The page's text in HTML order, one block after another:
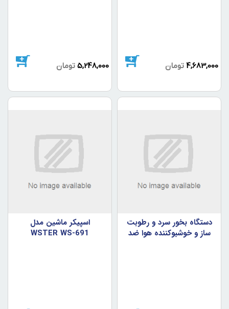
4,683,000 تومان 5,248,000 تومان
دستگاه بخور سرد و رطوبت
ساز و خوشبوکننده هوا ضد
اسپيکر ماشين مدل
WSTER WS-691